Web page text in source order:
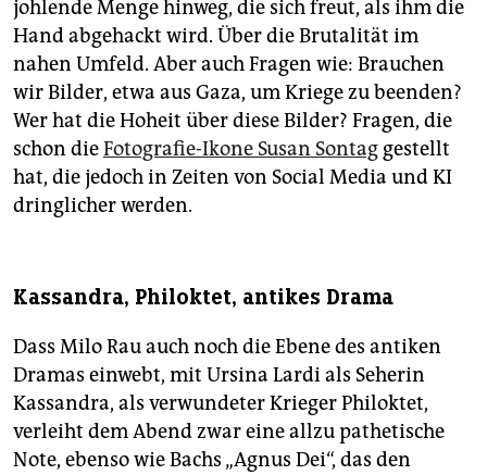
johlende Menge hinweg, die sich freut, als ihm die
Hand abgehackt wird. Über die Brutalität im
nahen Umfeld. Aber auch Fragen wie: Brauchen
wir Bilder, etwa aus Gaza, um Kriege zu beenden?
Wer hat die Hoheit über diese Bilder? Fragen, die
schon dieFotografie-Ikone Susan Sontag gestellt
hat, die jedoch in Zeiten von Social Media und KI
dringlicher werden.
Kassandra, Philoktet, antikes Drama
Dass Milo Rau auch noch die Ebene des antiken
Dramas einwebt, mit Ursina Lardi als Seherin
Kassandra, als verwundeter Krieger Philoktet,
verleiht dem Abend zwar eine allzu pathetische
Note, ebenso wie Bachs „Agnus Dei“, das den